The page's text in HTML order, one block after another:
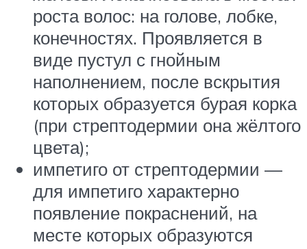
роста волос: на голове, лобке,
конечностях. Проявляется в
виде пустул с гнойным
наполнением, после вскрытия
которых образуется бурая корка
(при стрептодермии она жёлтого
цвета);
импетиго от стрептодермии —
для импетиго характерно
появление покраснений, на
месте которых образуются